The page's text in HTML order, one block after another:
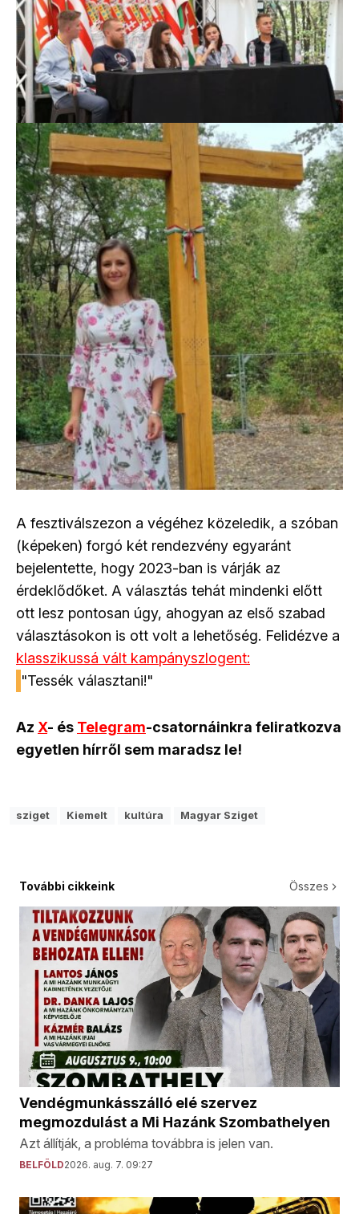
A fesztiválszezon a végéhez közeledik, a szóban
(képeken) forgó két rendezvény egyaránt
bejelentette, hogy 2023-ban is várják az
érdeklődőket. A választás tehát mindenki előtt
ott lesz pontosan úgy, ahogyan az első szabad
választásokon is ott volt a lehetőség. Felidézve a
klasszikussá vált kampányszlogent:
"Tessék választani!"
Az X- és Telegram-csatornáinkra feliratkozva
egyetlen hírről sem maradsz le!
sziget Kiemelt kultúra Magyar Sziget
További cikkeink Összes
Vendégmunkásszálló elé szervez
megmozdulást a Mi Hazánk Szombathelyen
Azt állítják, a probléma továbbra is jelen van.
BELFÖLD2026. aug. 7. 09:27